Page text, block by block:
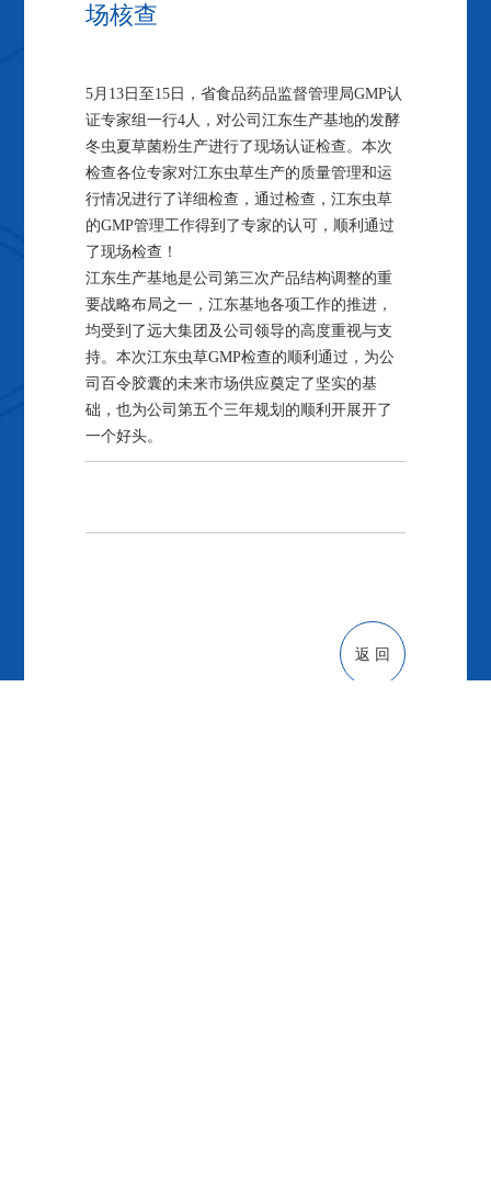
场核查
5月13日至15日，省食品药品监督管理局GMP认
证专家组一行4人，对公司江东生产基地的发酵
冬虫夏草菌粉生产进行了现场认证检查。本次
检查各位专家对江东虫草生产的质量管理和运
行情况进行了详细检查，通过检查，江东虫草
的GMP管理工作得到了专家的认可，顺利通过
了现场检查！
江东生产基地是公司第三次产品结构调整的重
要战略布局之一，江东基地各项工作的推进，
均受到了远大集团及公司领导的高度重视与支
持。本次江东虫草GMP检查的顺利通过，为公
司百令胶囊的未来市场供应奠定了坚实的基
础，也为公司第五个三年规划的顺利开展开了
一个好头。
返 回